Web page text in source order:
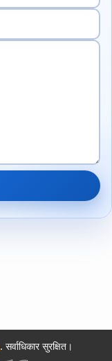
. सर्वाधिकार सुरक्षित।